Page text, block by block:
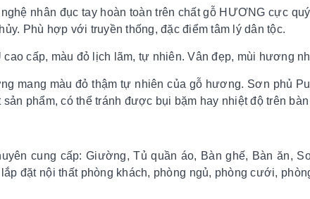
nhân đục tay hoàn toàn trên chất gỗ HƯƠNG cực
Phù hợp với truyền thống, đặc điểm tâm lý dân tộc.
cấp, màu đỏ lịch lãm, tự nhiên. Vân đẹp, mùi hương
mang màu đỏ thậm tự nhiên của gỗ hương. Sơn phủ
phẩm, có thể tránh được bụi bặm hay nhiệt độ trên
cung cấp: Giường, Tủ quần áo, Bàn ghế, Bàn ăn,
đặt nội thất phòng khách, phòng ngủ, phòng cưới,